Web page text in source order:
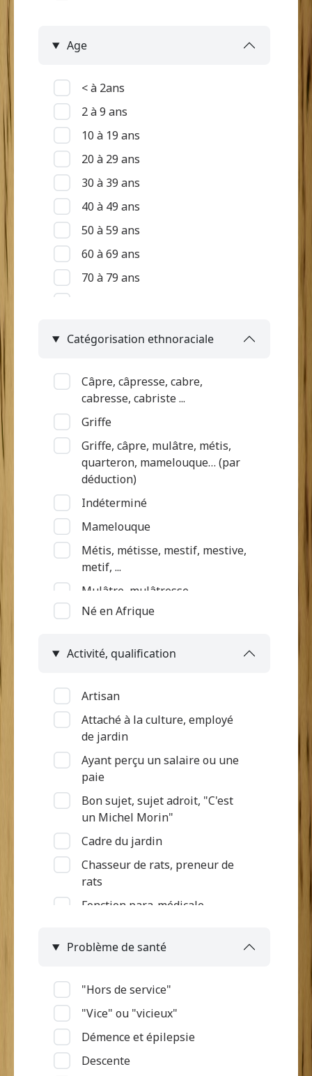
Age
< à 2ans
2 à 9 ans
10 à 19 ans
20 à 29 ans
30 à 39 ans
40 à 49 ans
50 à 59 ans
60 à 69 ans
70 à 79 ans
Indéterminé
Catégorisation ethnoraciale
Câpre, câpresse, cabre,
cabresse, cabriste ...
Griffe
Griffe, câpre, mulâtre, métis,
quarteron, mamelouque… (par
déduction)
Indéterminé
Mamelouque
Métis, métisse, mestif, mestive,
metif, ...
Mulâtre, mulâtresse
Nègre (par déduction)
négritte ...
déduction)
Quarteron
Né en Afrique
Activité, qualification
Artisan
Attaché à la culture, employé
de jardin
Ayant perçu un salaire ou une
paie
Bon sujet, sujet adroit, "C'est
un Michel Morin"
Cadre du jardin
Chasseur de rats, preneur de
rats
Fonction para-médicale
Intégration à l'armée
Ouvrier d'habitation
Problème de santé
"Hors de service"
"Vice" ou "vicieux"
Démence et épilepsie
Descente